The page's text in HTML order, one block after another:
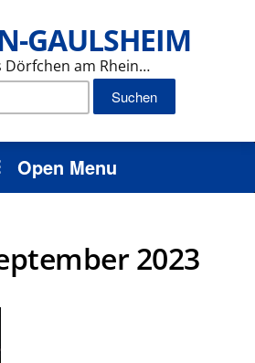
GAULSHEIM
Dörfchen am Rhein…
Suchen
Open Menu
2023